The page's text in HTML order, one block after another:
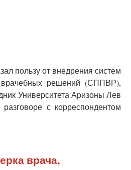
пользу от внедрения систем
врачебных решений (СППВР),
Университета Аризоны Лев
с корреспондентом
врача,